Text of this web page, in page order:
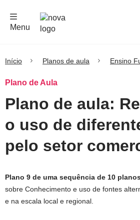
Menu
Início Planos de aula Ensino
Plano de Aula
Plano de aula:
o uso de
pelo setor
Plano 9 de uma sequência de 10
sobre Conhecimento e uso de fontes
e na escala local e regional.